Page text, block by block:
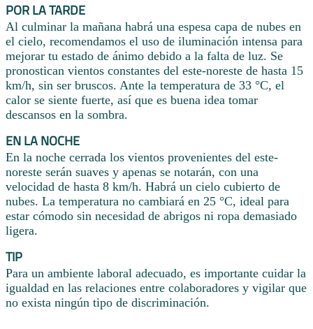
POR LA TARDE
Al culminar la mañana habrá una espesa capa de nubes en
el cielo, recomendamos el uso de iluminación intensa para
mejorar tu estado de ánimo debido a la falta de luz. Se
pronostican vientos constantes del este-noreste de hasta 15
km/h, sin ser bruscos. Ante la temperatura de 33 °C, el
calor se siente fuerte, así que es buena idea tomar
descansos en la sombra.
EN LA NOCHE
En la noche cerrada los vientos provenientes del este-
noreste serán suaves y apenas se notarán, con una
velocidad de hasta 8 km/h. Habrá un cielo cubierto de
nubes. La temperatura no cambiará en 25 °C, ideal para
estar cómodo sin necesidad de abrigos ni ropa demasiado
ligera.
TIP
Para un ambiente laboral adecuado, es importante cuidar la
igualdad en las relaciones entre colaboradores y vigilar que
no exista ningún tipo de discriminación.